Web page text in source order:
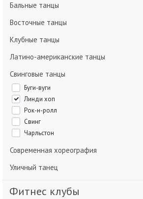
Бальные танцы
Восточные танцы
Клубные танцы
Латино-американские танцы
Свинговые танцы
Буги-вуги
Линди хоп
Рок-н-ролл
Свинг
Чарльстон
Современная хореография
Уличный танец
Фитнес клубы